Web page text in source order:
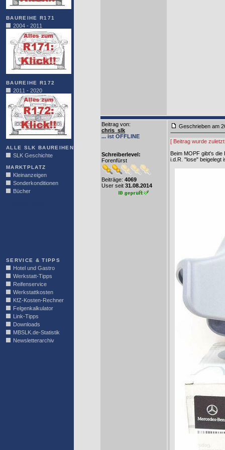
BAUREIHE R171
2004 - 2011
BAUREIHE R172
2011 - 2020
ALLE SLK BAUREIHEN
SLK Geschichte
MARKTPLATZ
Kleinanzeigen
Sonderkonditionen
Bücher
SERVICE & TIPPS
Hotel und Gastro
Werkstatt-Tipps
Reifenservice
Werkstattkosten
KfZ-Kosten-Rechner
Felgenkalkulator
Link-Tipps
Downloads
MBSLK.de-Statistik
Newsletterarchiv
Beitrag von:
chris_slk
... ist OFFLINE
Schreiberlevel:
Forenfürst
Beiträge: 4069
User seit 31.08.2014
Geschrieben am
[ Beitrag wurde
Beim MOPF gibt's
i.d.R. "lose" beigelegt